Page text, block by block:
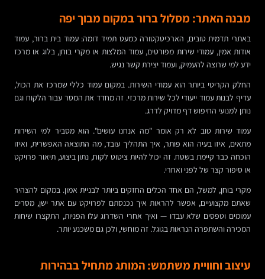
מבנה האתר: מסלול ברור במקום מבוך יפה
באתרי תדמית טובים, הארכיטקטורה כמעט תמיד דומה: עמוד בית ברור, עמוד
אודות אמין, עמודי שירות מפורטים, עמוד המלצות או מקרי בוחן, בלוג או מרכז
ידע למי שרוצה להעמיק, ועמוד יצירת קשר נגיש.
החלק הקריטי ביותר הוא עמודי השירות. במקום עמוד כללי שמרכז את הכול,
עדיף לבנות עמוד ייעודי לכל שירות מרכזי. זה מחדד את המסר עבור הלקוח וגם
נותן למנועי החיפוש דף מדויק לדרג.
עמוד שירות טוב לא רק אומר "מה אנחנו עושים". הוא מסביר למי השירות
מתאים, איזו בעיה הוא פותר, איך התהליך עובד, מה התוצאה האפשרית, ואיזו
הוכחה כבר קיימת בשטח. זה יכול להיות ציטוט לקוח, נתון ביצוע, תיאור פרויקט
או סיפור קצר של לפני ואחרי.
מקרי בוחן, למשל, הם אחד הכלים החזקים ביותר לבניית אמון. במקום להצהיר
שאתם מקצועיים, אפשר להראות איך נכנסתם לפרויקט עם אתר ישן, מסרים
עמומים וטפסים שלא עבדו — ואיך אחרי השדרוג עלו הפניות, התקצרו שיחות
המכירה והשתפרה הנראות בגוגל. זה מוחשי, ולכן גם משכנע יותר.
עיצוב וחוויית משתמש: המותג מתחיל בבהירות